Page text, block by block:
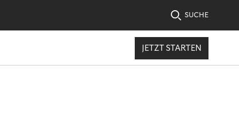
SUCHE
JETZT STARTEN